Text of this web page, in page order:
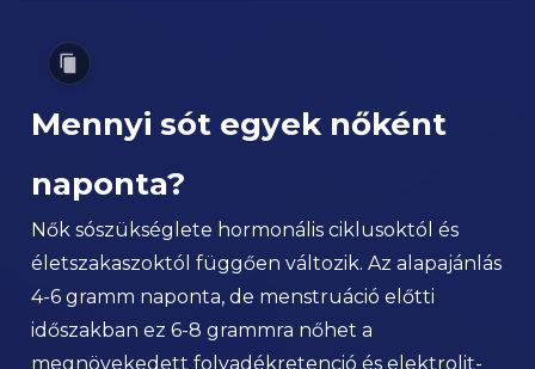
Mennyi sót egyek nőként
naponta?
Nők sószükséglete hormonális ciklusoktól és
életszakaszoktól függően változik. Az alapajánlás
4-6 gramm naponta, de menstruáció előtti
időszakban ez 6-8 grammra nőhet a
megnövekedett folyadékretenció és elektrolit-